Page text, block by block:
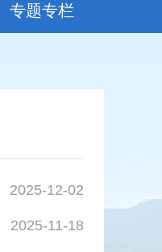
专题专栏
2025-12-02
2025-11-18